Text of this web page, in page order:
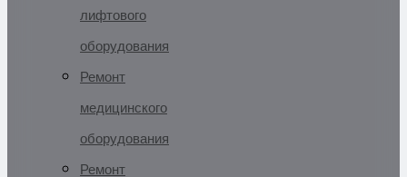
лифтового
оборудования
Ремонт
медицинского
оборудования
Ремонт